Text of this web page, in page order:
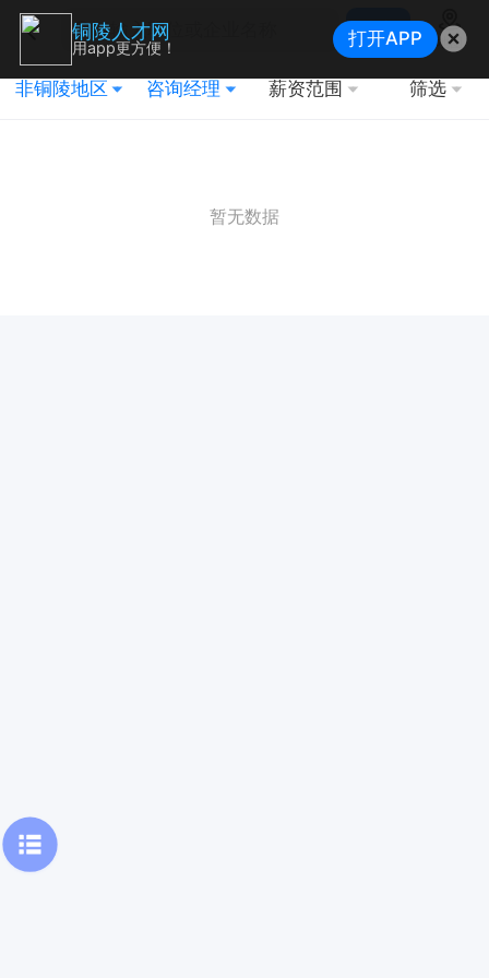
搜索
地图
非铜陵地区 咨询经理 薪资范围 筛选
暂无数据
铜陵人才网
用app更方便！ 打开APP